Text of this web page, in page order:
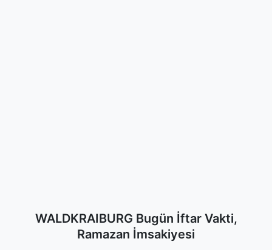
WALDKRAIBURG Bugün İftar Vakti,
Ramazan İmsakiyesi